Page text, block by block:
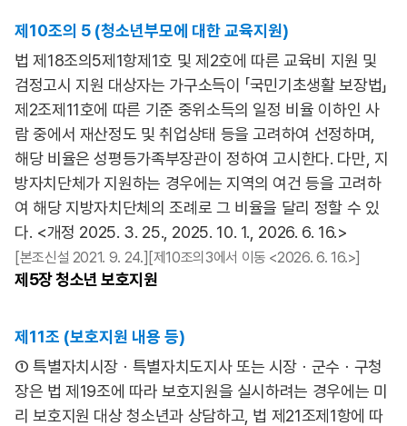
제10조의 5 (청소년부모에 대한 교육지원)
법 제18조의5제1항제1호 및 제2호에 따른 교육비 지원 및
검정고시 지원 대상자는 가구소득이 「국민기초생활 보장법」
제2조제11호에 따른 기준 중위소득의 일정 비율 이하인 사
람 중에서 재산정도 및 취업상태 등을 고려하여 선정하며,
해당 비율은 성평등가족부장관이 정하여 고시한다. 다만, 지
방자치단체가 지원하는 경우에는 지역의 여건 등을 고려하
여 해당 지방자치단체의 조례로 그 비율을 달리 정할 수 있
다. <개정 2025. 3. 25., 2025. 10. 1., 2026. 6. 16.>
[본조신설 2021. 9. 24.][제10조의3에서 이동 <2026. 6. 16.>]
제5장청소년 보호지원
제11조 (보호지원 내용 등)
① 특별자치시장ㆍ특별자치도지사 또는 시장ㆍ군수ㆍ구청
장은 법 제19조에 따라 보호지원을 실시하려는 경우에는 미
리 보호지원 대상 청소년과 상담하고, 법 제21조제1항에 따